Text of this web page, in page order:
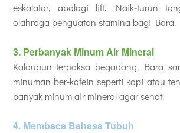
eskalator, apalagi lift. Naik-turun
olahraga penguatan stamina bagi Bara.
3. Perbanyak Minum Air Mineral
Kalaupun terpaksa begadang, Bara
minuman ber-kafein seperti kopi atau
banyak minum air mineral agar sehat.
4. Membaca Bahasa Tubuh